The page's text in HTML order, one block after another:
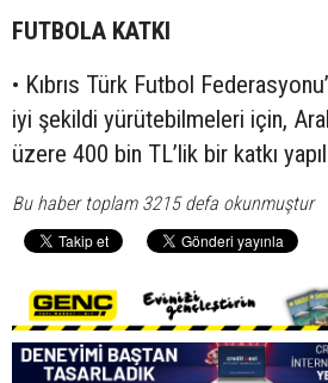
FUTBOLA KATKI
• Kıbrıs Türk Futbol
iyi şekildi yürütebilmeleri için,
üzere 400 bin TL’lik bir katkı
Bu haber toplam 3215 defa okunmuştur